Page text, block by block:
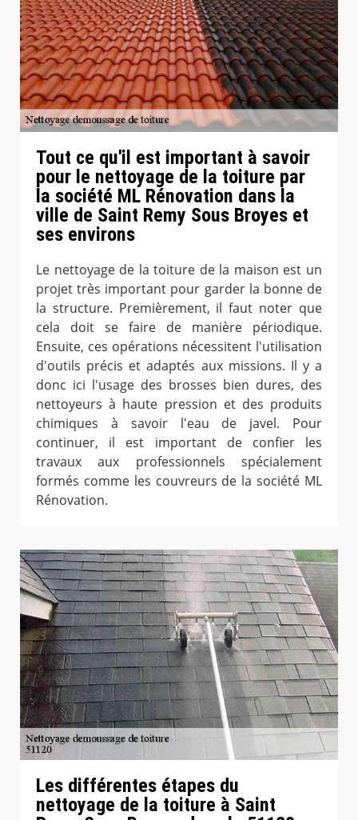
Tout ce qu'il est important à savoir
pour le nettoyage de la toiture par
la société ML Rénovation dans la
ville de Saint Remy Sous Broyes et
ses environs
Le nettoyage de la toiture de la maison est un
projet très important pour garder la bonne de
la structure. Premièrement, il faut noter que
cela doit se faire de manière périodique.
Ensuite, ces opérations nécessitent l'utilisation
d'outils précis et adaptés aux missions. Il y a
donc ici l'usage des brosses bien dures, des
nettoyeurs à haute pression et des produits
chimiques à savoir l'eau de javel. Pour
continuer, il est important de confier les
travaux aux professionnels spécialement
formés comme les couvreurs de la société ML
Rénovation.
Les différentes étapes du
nettoyage de la toiture à Saint